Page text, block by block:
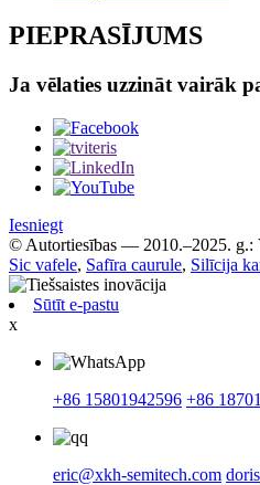
PIEPRASĪJUMS
Ja vēlaties uzzināt vairāk
Iesniegt
© Autortiesības — 2010.–2025. g.:
Sic vafele, Safīra caurule, Silīcija
Sūtīt e-pastu
x
+86 15801942596 +86
eric@xkh-semitech.com